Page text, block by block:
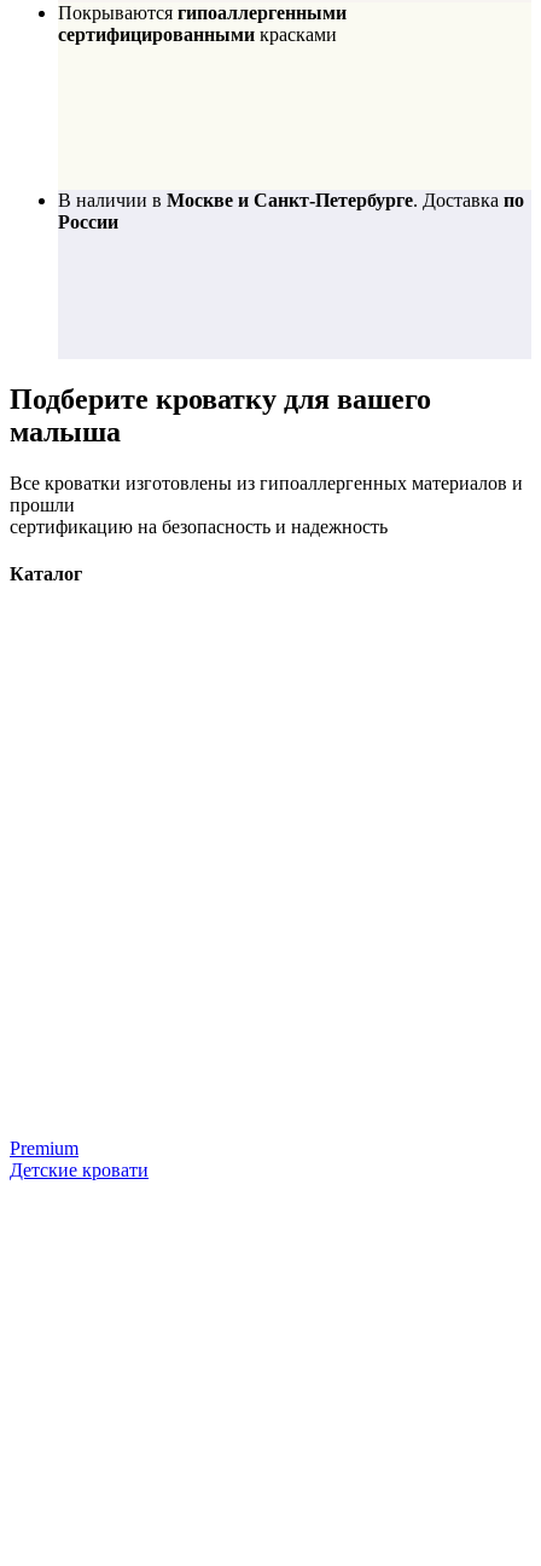
Покрываются гипоаллергенными
сертифицированными красками
В наличии в Москве и Санкт-Петербурге. Доставка по
России
Подберите кроватку для вашего
малыша
Все кроватки изготовлены из гипоаллергенных материалов и
прошли
сертификацию на безопасность и надежность
Каталог
Premium
Детские кровати